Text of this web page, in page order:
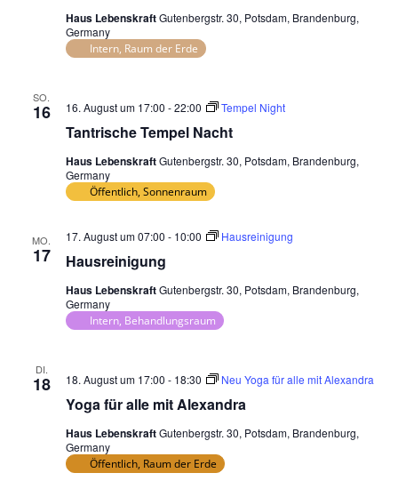
Haus LebenskraftGutenbergstr. 30, Potsdam, Brandenburg,
Germany
Intern, Raum der Erde
SO.
16
Tantrische Tempel Nacht
16. August um 17:00 -22:00 Tempel Night
Haus LebenskraftGutenbergstr. 30, Potsdam, Brandenburg,
Germany
Öffentlich, Sonnenraum
MO.
17 Hausreinigung
17. August um 07:00 - 10:00 Hausreinigung
Haus LebenskraftGutenbergstr. 30, Potsdam, Brandenburg,
Germany
Intern, Behandlungsraum
DI.
18
Yoga für alle mit Alexandra
18. August um 17:00 - 18:30 Neu Yoga für alle mit Alexandra
Haus LebenskraftGutenbergstr. 30, Potsdam, Brandenburg,
Germany
Öffentlich, Raum der Erde